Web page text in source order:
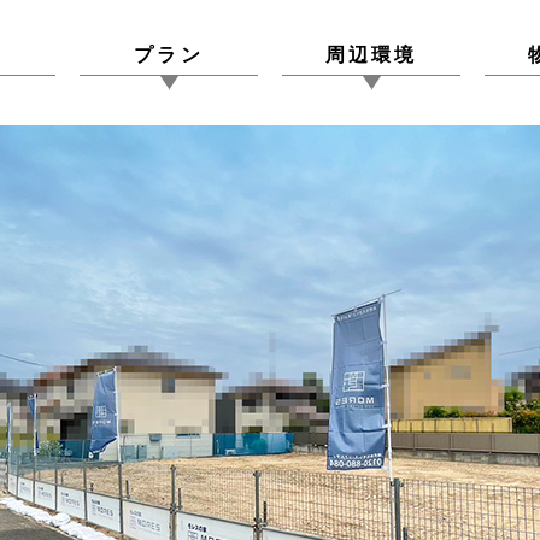
プラン 周辺環境